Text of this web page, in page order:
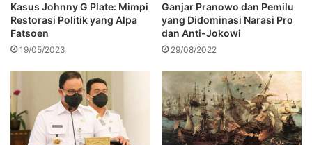
Kasus Johnny G Plate: Mimpi
Restorasi Politik yang Alpa
Fatsoen
19/05/2023
Ganjar Pranowo dan Pemilu
yang Didominasi Narasi Pro
dan Anti-Jokowi
29/08/2022